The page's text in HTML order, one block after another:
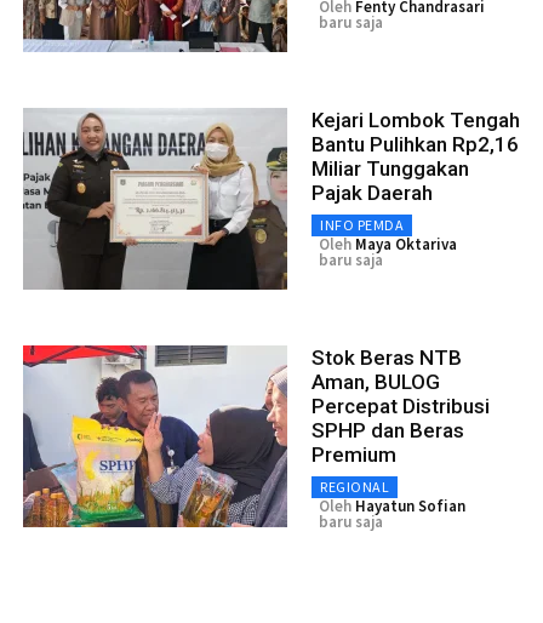
Oleh Fenty Chandrasari
baru saja
Kejari Lombok Tengah
Bantu Pulihkan Rp2,16
Miliar Tunggakan
Pajak Daerah
INFO PEMDA
Oleh Maya Oktariva
baru saja
Stok Beras NTB
Aman, BULOG
Percepat Distribusi
SPHP dan Beras
Premium
REGIONAL
Oleh Hayatun Sofian
baru saja